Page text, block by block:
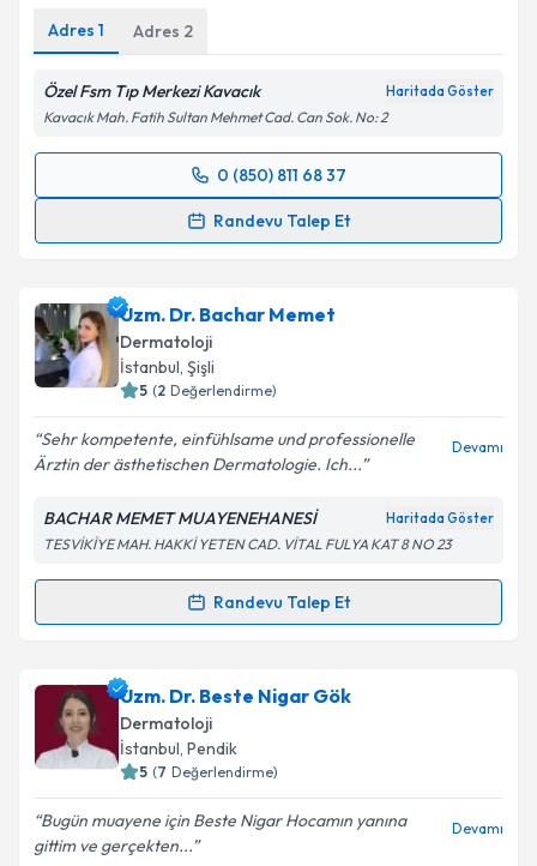
Adres 1 Adres 2
Özel Fsm Tıp Merkezi Kavacık Haritada Göster
Kavacık Mah. Fatih Sultan Mehmet Cad. Can Sok. No: 2
0 (850) 811 68 37
Randevu Talep Et
Randevu Takvimi Talebi
takvim hazırlandığında e-posta ile bilgilendireceğiz.
E-posta Adresiniz
Kişisel verilerimin işlenmesine ilişkin
'ni okudum ve kişisel verilerimin belirtilen
kapsamda işlenmesini kabul ediyorum.
Takvim Talebini Gönder
Uzm. Dr. Bachar Memet
Dermatoloji
İstanbul, Şişli
5 (2 Değerlendirme)
Sehr kompetente, einfühlsame und professionelle
Ärztin der ästhetischen Dermatologie. Ich...
Devamı
BACHAR MEMET MUAYENEHANESİ Haritada Göster
TESVİKİYE MAH. HAKKİ YETEN CAD. VİTAL FULYA KAT 8 NO 23
Randevu Talep Et
Randevu Takvimi Talebi
Uzm. Dr. Bachar Memetiçin randevu takvimi talebi
oluşturun. Size bu uzmandan randevu almanız için bir
takvim hazırlandığında e-posta ile bilgilendireceğiz.
Uzm. Dr. Beste Nigar Gök
Dermatoloji
İstanbul, Pendik
5 (7 Değerlendirme)
Bugün muayene için Beste Nigar Hocamın yanına
gittim ve gerçekten...
Devamı